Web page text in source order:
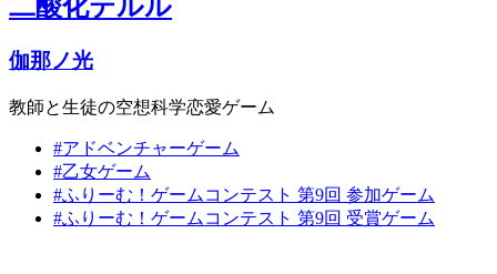
二酸化テルル
伽那ノ光
教師と生徒の空想科学恋愛ゲーム
#アドベンチャーゲーム
#乙女ゲーム
#ふりーむ！ゲームコンテスト 第9回 参加ゲーム
#ふりーむ！ゲームコンテスト 第9回 受賞ゲーム